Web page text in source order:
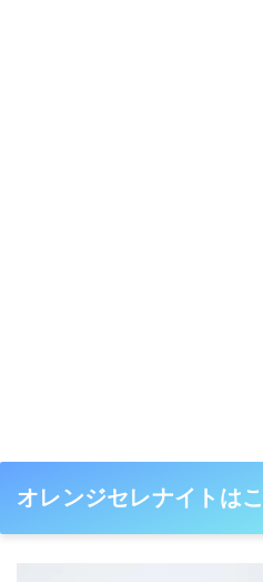
オレンジセレナイトは